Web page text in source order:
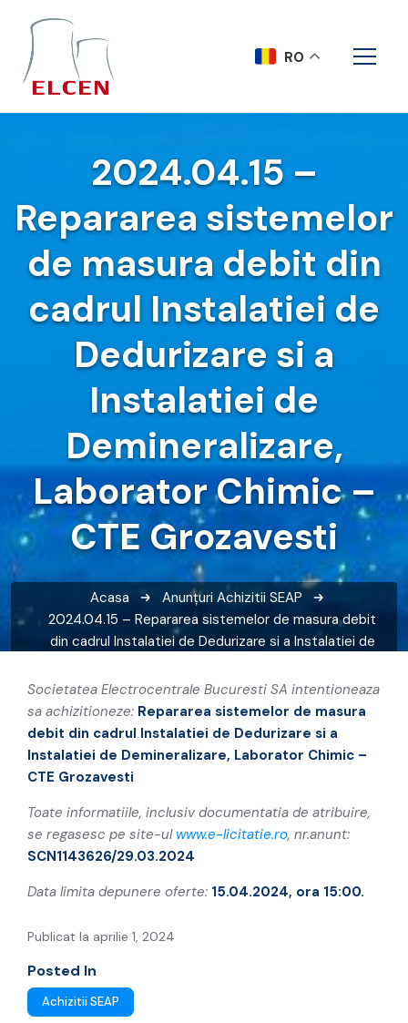
2024.04.15 –
Repararea sistemelor
de masura debit din
cadrul Instalatiei de
Dedurizare si a
Instalatiei de
Demineralizare,
Laborator Chimic –
CTE Grozavesti
Acasa Anunțuri Achizitii SEAP
2024.04.15 – Repararea sistemelor de masura debit
din cadrul Instalatiei de Dedurizare si a Instalatiei de
Societatea Electrocentrale Bucuresti SA intentioneaza
sa achizitioneze: Repararea sistemelor de masura
debit din cadrul Instalatiei de Dedurizare si a
Instalatiei de Demineralizare, Laborator Chimic –
CTE Grozavesti
Toate informatiile, inclusiv documentatia de atribuire,
se regasesc pe site-ul www.e-licitatie.ro, nr.anunt:
SCN1143626/29.03.2024
Data limita depunere oferte: 15.04.2024, ora 15:00.
Publicat la aprilie 1, 2024
Posted In
Achizitii SEAP
RO